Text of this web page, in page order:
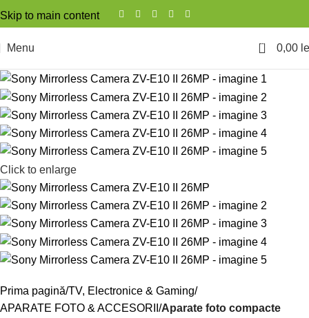
Skip to main content
Menu 0 0,00
Click to enlarge
Prima pagină TV, Electronice & Gaming
APARATE FOTO & ACCESORII
Aparate foto compacte